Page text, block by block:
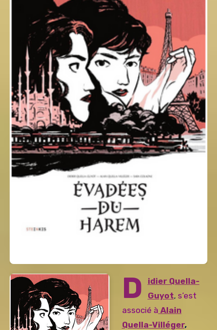
D
idier Quella-
Guyot, s’est
associé à Alain
Quella-Villéger,